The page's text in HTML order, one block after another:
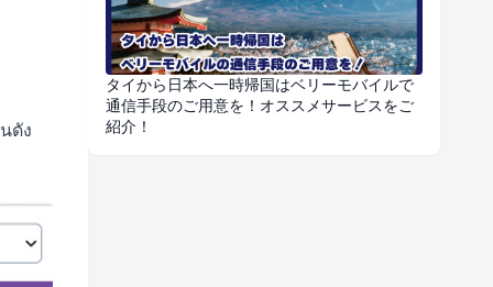
ดัง
タイから日本へ一時帰国はベリーモバイルで
通信手段のご用意を！オススメサービスをご
紹介！